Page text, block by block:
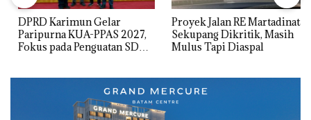
DPRD Karimun Gelar
Paripurna KUA-PPAS 2027,
Fokus pada Penguatan SDM,
Proyek Jalan RE Martadinata
Sekupang Dikritik, Masih
Mulus Tapi Diaspal